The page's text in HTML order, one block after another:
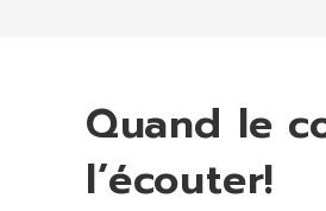
Quand le
l’écouter!